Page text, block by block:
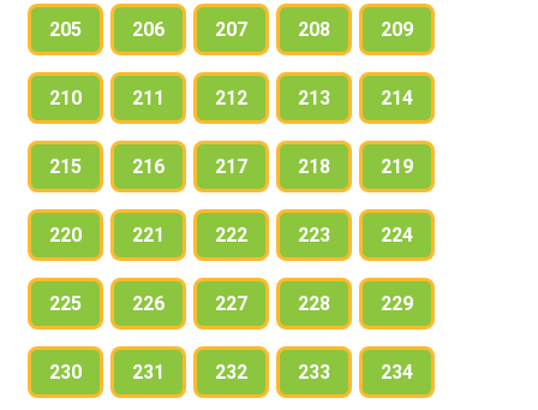
205 206 207 208 209
210 211 212 213 214
215 216 217 218 219
220 221 222 223 224
225 226 227 228 229
230 231 232 233 234